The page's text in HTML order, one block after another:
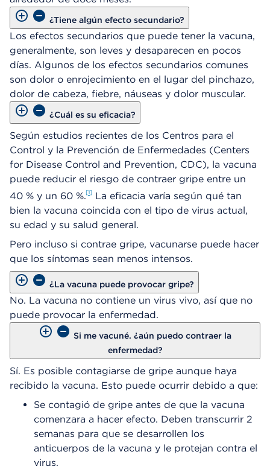
¿Tiene algún efecto secundario?
Los efectos secundarios que puede tener la vacuna,
generalmente, son leves y desaparecen en pocos
días. Algunos de los efectos secundarios comunes
son dolor o enrojecimiento en el lugar del pinchazo,
dolor de cabeza, fiebre, náuseas y dolor muscular.
¿Cuál es su eficacia?
Según estudios recientes de los Centros para el
Control y la Prevención de Enfermedades (Centers
for Disease Control and Prevention, CDC), la vacuna
puede reducir el riesgo de contraer gripe entre un
40 % y un 60 %. 1
La eficacia varía según qué tan
bien la vacuna coincida con el tipo de virus actual,
su edad y su salud general.
Pero incluso si contrae gripe, vacunarse puede hacer
que los síntomas sean menos intensos.
¿La vacuna puede provocar gripe?
No. La vacuna no contiene un virus vivo, así que no
puede provocar la enfermedad.
Si me vacuné. ¿aún puedo contraer la
enfermedad?
Sí. Es posible contagiarse de gripe aunque haya
recibido la vacuna. Esto puede ocurrir debido a que:
Se contagió de gripe antes de que la vacuna
comenzara a hacer efecto. Deben transcurrir 2
semanas para que se desarrollen los
anticuerpos de la vacuna y le protejan contra el
virus.